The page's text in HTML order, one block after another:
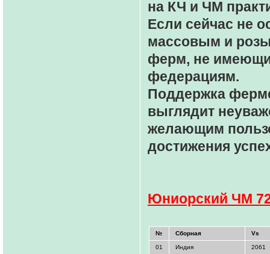
на КЧ и ЧМ
Если сейчас не
массовым и
ферм, не
федерациям.
Поддержка
выглядит
желающим
достижения
Юниорский ЧМ
№ Сборная Vs
01 Индия 2061